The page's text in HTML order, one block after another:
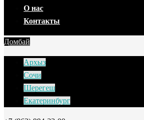
О нас
Контакты
Домбай
Архыз
Сочи
Шерегеш
Екатеринбург